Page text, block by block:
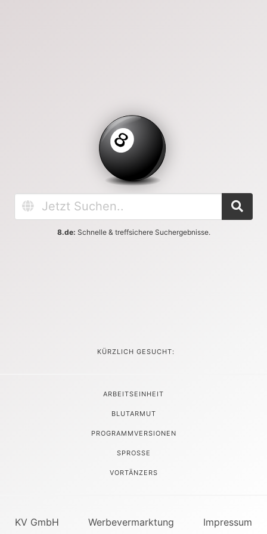
8.de: Schnelle & treffsichere Suchergebnisse.
KÜRZLICH GESUCHT:
ARBEITSEINHEIT
BLUTARMUT
PROGRAMMVERSIONEN
SPROSSE
VORTÄNZERS
KV GmbH Werbevermarktung Impressum